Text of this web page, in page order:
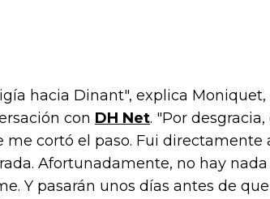
hacia Dinant", explica
con DH Net. "Por
me cortó el paso. Fui directamente
Afortunadamente, no hay
Y pasarán unos días antes de